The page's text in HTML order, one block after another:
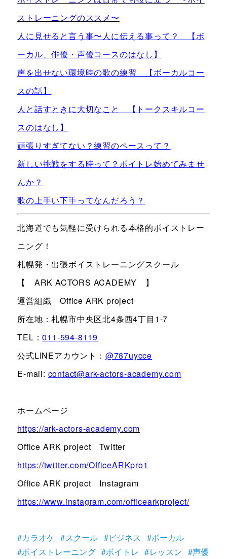
ストレーニングのススメ〜
人に見せると言う事〜人に伝える事って？ 【ボ
ーカル、俳優・声優コースのはなし】
声を出せない環境時の歌の練習 【ボーカルコー
スの話】
人と話すときに大切なこと 【トークスキルコー
スのはなし】
頑張りすぎてない？練習のペースって？
新しい挑戦をする時って？ボイトレ始めてみませ
んか？
歌の上手い下手ってなんだろう？
北海道でも気軽に受けられる本格的ボイストレー
ニング！
札幌発・出張ボイストレーニングスクール
【 ARK ACTORS ACADEMY 】
運営組織 Office ARK project
所在地：札幌市中央区北4条西4丁目1-7
TEL：011-594-8119
公式LINEアカウント： @787uycce
E-mail: contact@ark-actors-academy.com
ホームページ
https://ark-actors-academy.com
Office ARK project Twitter
https://twitter.com/OfficeARKpro1
Office ARK project Instagram
https://www.instagram.com/officearkproject/
#カラオケ #スクール #ビジネス
#ボーカル
#ボイストレーニング #ボイトレ #レッスン #声優